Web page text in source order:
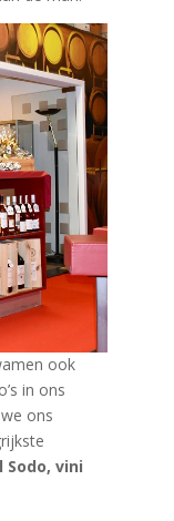
ook
in ons
ons
Sodo, vini